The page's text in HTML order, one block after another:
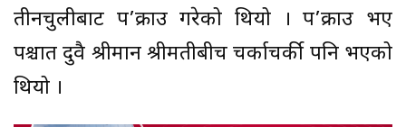
तीनचुलीबाट प’क्राउ गरेको थियो । प’क्राउ भए
पश्चात दुवै श्रीमान श्रीमतीबीच चर्काचर्की पनि भएको
थियो ।